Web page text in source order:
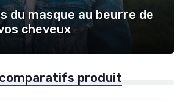
du masque au beurre de
cheveux
produit